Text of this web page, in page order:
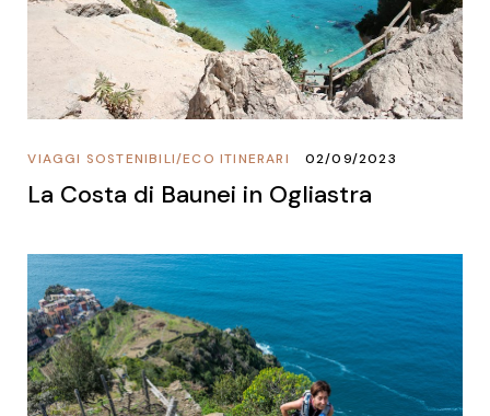
ECO ITINERARI
/
VIAGGI SOSTENIBILI 02/09/2023
La Costa di Baunei in Ogliastra